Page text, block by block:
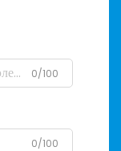
0/100
0/100